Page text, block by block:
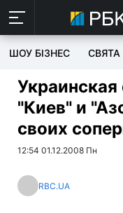
ШОУ БІЗНЕС СВЯТА
"Киев" и
своих
12:54 01.12.2008 Пн
RBC.UA